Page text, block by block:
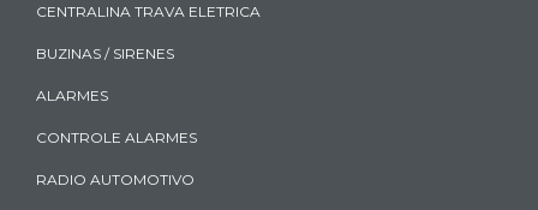
CENTRALINA TRAVA ELETRICA
BUZINAS / SIRENES
ALARMES
CONTROLE ALARMES
RADIO AUTOMOTIVO